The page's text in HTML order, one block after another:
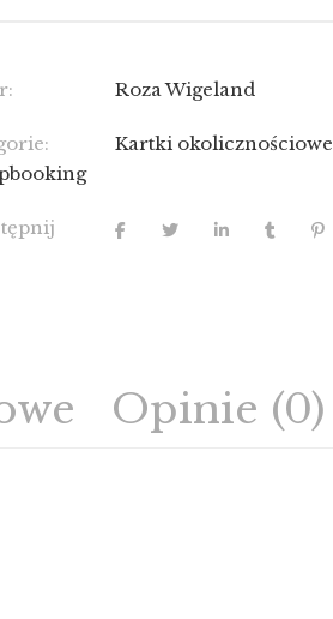
Roza Wigeland
Kartki okolicznościowe
Opinie (0)